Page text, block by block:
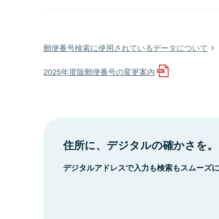
郵便番号検索に使用されているデータについて
2025年度版郵便番号の変更案内
住所に、デジタルの確かさを。
デジタルアドレスで入力も検索もスムーズ